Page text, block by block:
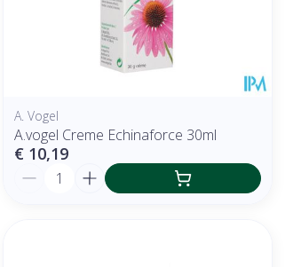
A. Vogel
A.vogel Creme Echinaforce 30ml
€ 10,19
Aantal